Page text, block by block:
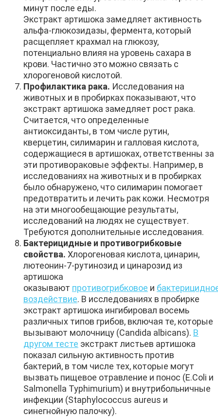
минут после еды.
Экстракт артишока замедляет активность
альфа-глюкозидазы, фермента, который
расщепляет крахмал на глюкозу,
потенциально влияя на уровень сахара в
крови. Частично это можно связать с
хлорогеновой кислотой.
Профилактика рака. Исследования на
животных и в пробирках показывают, что
экстракт артишока замедляет рост рака.
Считается, что определенные
антиоксиданты, в том числе рутин,
кверцетин, силимарин и галловая кислота,
содержащиеся в артишоках, ответственны за
эти противораковые эффекты. Например, в
исследованиях на животных и в пробирках
было обнаружено, что силимарин помогает
предотвратить и лечить рак кожи. Несмотря
на эти многообещающие результаты,
исследований на людях не существует.
Требуются дополнительные исследования.
Бактерицидные и противогрибковые
свойства. Хлорогеновая кислота, цинарин,
лютеонин-7-рутинозид и цинарозид из
артишока
оказывают противогрибковое и
воздействие. В исследованиях в пробирке
экстракт артишока ингибировал восемь
различных типов грибов, включая те, которые
вызывают молочницу (Candida albicans). В
другом тесте экстракт листьев артишока
показал сильную активность против
бактерий, в том числе тех, которые могут
вызвать пищевое отравление и понос (E.Coli и
Salmonella Typhimurium) и внутрибольничные
инфекции (Staphylococcus aureus и
синегнойную палочку).